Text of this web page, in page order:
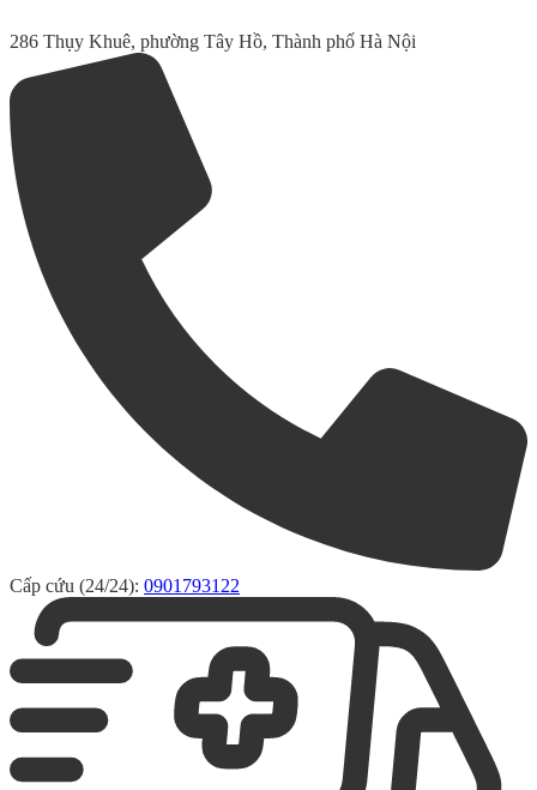
286 Thụy Khuê, phường Tây Hồ, Thành phố Hà Nội
Cấp cứu (24/24): 0901793122